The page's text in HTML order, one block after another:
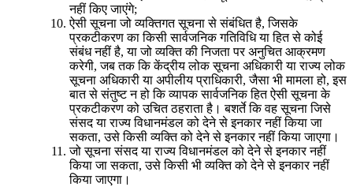
नहीं किए जाएंगे;
ऐसी सूचना जो व्यक्तिगत सूचना से संबंधित है, जिसके
प्रकटीकरण का किसी सार्वजनिक गतिविधि या हित से कोई
संबंध नहीं है, या जो व्यक्ति की निजता पर अनुचित आक्रमण
करेगी, जब तक कि केंद्रीय लोक सूचना अधिकारी या राज्य लोक
सूचना अधिकारी या अपीलीय प्राधिकारी, जैसा भी मामला हो, इस
बात से संतुष्ट न हो कि व्यापक सार्वजनिक हित ऐसी सूचना के
प्रकटीकरण को उचित ठहराता है। बशर्ते कि वह सूचना जिसे
संसद या राज्य विधानमंडल को देने से इनकार नहीं किया जा
सकता, उसे किसी व्यक्ति को देने से इनकार नहीं किया जाएगा।
जो सूचना संसद या राज्य विधानमंडल को देने से इनकार नहीं
किया जा सकता, उसे किसी भी व्यक्ति को देने से इनकार नहीं
किया जाएगा।